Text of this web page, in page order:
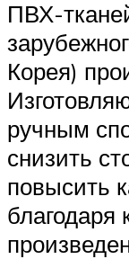
ПВХ-
Корея)
ручным
снизить
повысить
благодаря